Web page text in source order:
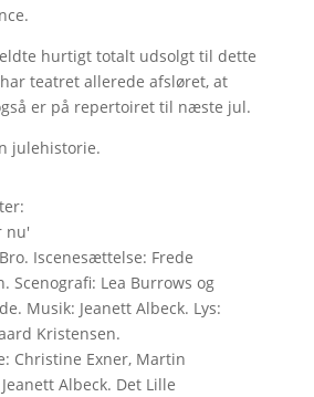
hurtigt totalt udsolgt til dette
teatret allerede afsløret, at
er på repertoiret til næste jul.
julehistorie.
nu'
Iscenesættelse: Frede
Scenografi: Lea Burrows og
Musik: Jeanett Albeck. Lys:
Kristensen.
Christine Exner, Martin
Albeck. Det Lille